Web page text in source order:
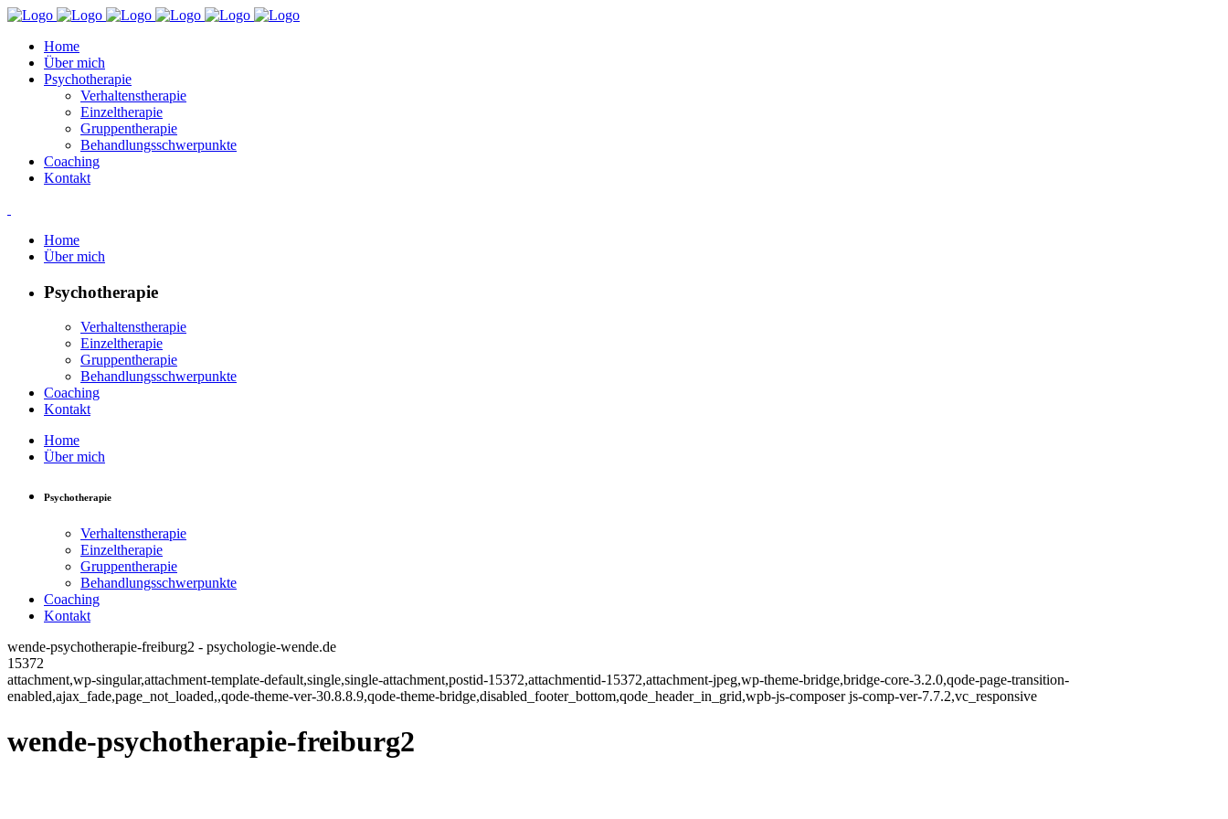
Home
Über mich
Psychotherapie
Verhaltenstherapie
Einzeltherapie
Gruppentherapie
Behandlungsschwerpunkte
Coaching
Kontakt
Home
Über mich
Psychotherapie
Verhaltenstherapie
Einzeltherapie
Gruppentherapie
Behandlungsschwerpunkte
Coaching
Kontakt
Home
Über mich
Psychotherapie
Verhaltenstherapie
Einzeltherapie
Gruppentherapie
Behandlungsschwerpunkte
Coaching
Kontakt
wende-psychotherapie-freiburg2 - psychologie-wende.de
15372
attachment,wp-singular,attachment-template-default,single,single-attachment,postid-15372,attachmentid-15372,attachment-jpeg,wp-theme-bridge,bridge-core-3.2.0,qode-page-transition-
enabled,ajax_fade,page_not_loaded,,qode-theme-ver-30.8.8.9,qode-theme-bridge,disabled_footer_bottom,qode_header_in_grid,wpb-js-composer js-comp-ver-7.7.2,vc_responsive
wende-psychotherapie-freiburg2